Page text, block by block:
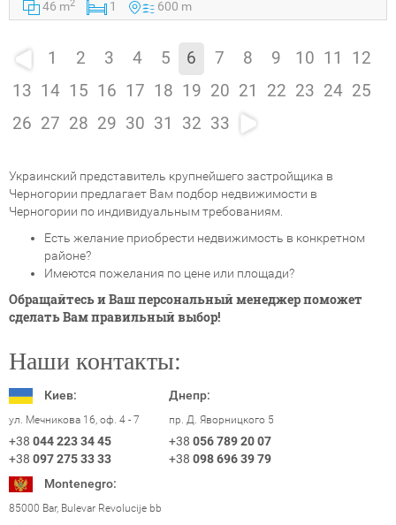
46 m2 1 600 m
1 2 3 4 5 6 7 8 9 10 11
12
13 14 15 16 17 18 19 20 21 22 23 24 25
26 27 28 29 30 31 32 33
Украинский представитель крупнейшего застройщика в
Черногории предлагает Вам подбор недвижимости в
Черногории по индивидуальным требованиям.
Есть желание приобрести недвижимость в конкретном
районе?
Имеются пожелания по цене или площади?
Обращайтесь и Ваш персональный менеджер поможет
сделать Вам правильный выбор!
Наши контакты:
Киев:
ул. Мечникова 16, оф. 4 - 7
+38 044 223 34 45
+38 097 275 33 33
Днепр:
пр. Д. Яворницкого 5
+38 056 789 20 07
+38 098 696 39 79
Montenegro:
85000 Bar, Bulevar Revolucije bb